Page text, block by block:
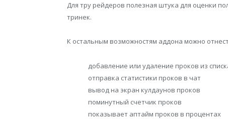
Для тру рейдеров полезная штука для оценки
тринек.
К остальным возможностям аддона можно
добавление или удаление проков из
отправка статистики проков в чат
вывод на экран кулдаунов проков
поминутный счетчик проков
показывает аптайм проков в процентах